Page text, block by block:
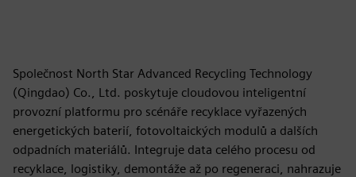
Společnost North Star Advanced Recycling Technology
(Qingdao) Co., Ltd. poskytuje cloudovou inteligentní
provozní platformu pro scénáře recyklace vyřazených
energetických baterií, fotovoltaických modulů a dalších
odpadních materiálů. Integruje data celého procesu od
recyklace, logistiky, demontáže až po regeneraci, nahrazuje